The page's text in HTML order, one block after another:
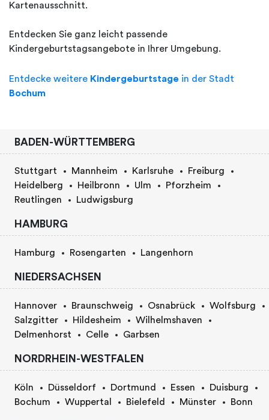
Kartenausschnitt.
Entdecken Sie ganz leicht passende
Kindergeburtstagsangebote in Ihrer Umgebung.
Entdecke weitere Kindergeburtstage in der Stadt
Bochum
BADEN-WÜRTTEMBERG
Stuttgart Mannheim Karlsruhe
Freiburg
Heidelberg
Heilbronn Ulm
Pforzheim
Reutlingen
Ludwigsburg
HAMBURG
Hamburg Rosengarten Langenhorn
NIEDERSACHSEN
Hannover Braunschweig Osnabrück
Wolfsburg
Salzgitter
Hildesheim
Wilhelmshaven
Delmenhorst
Celle Garbsen
NORDRHEIN-WESTFALEN
Köln Düsseldorf Dortmund Essen
Duisburg
Bochum
Wuppertal Bielefeld Münster Bonn